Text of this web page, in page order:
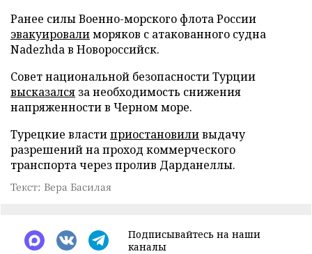
Ранее силы Военно-морского флота России
эвакуировалиморяков с атакованного судна
Nadezhda в Новороссийск.
Совет национальной безопасности Турции
высказался за необходимость снижения
напряженности в Черном море.
Турецкие властиприостановиливыдачу
разрешений на проход коммерческого
транспорта через пролив Дарданеллы.
Текст: Вера Басилая
Подписывайтесь на наши
каналы